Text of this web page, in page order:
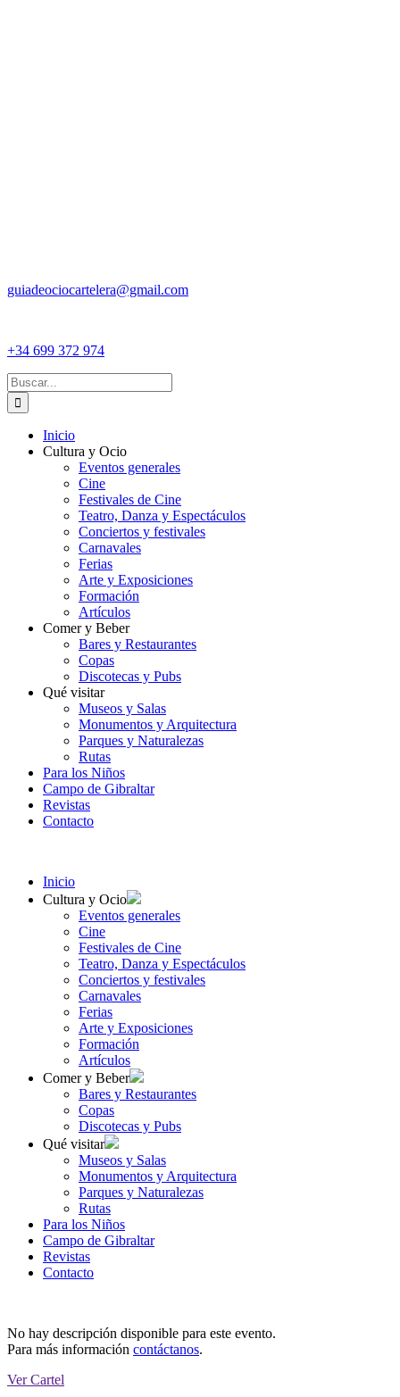
guiadeociocartelera@gmail.com
+34 699 372 974
Buscar:
Inicio
Cultura y Ocio
Eventos generales
Cine
Festivales de Cine
Teatro, Danza y Espectáculos
Conciertos y festivales
Carnavales
Ferias
Arte y Exposiciones
Formación
Artículos
Comer y Beber
Bares y Restaurantes
Copas
Discotecas y Pubs
Qué visitar
Museos y Salas
Monumentos y Arquitectura
Parques y Naturalezas
Rutas
Para los Niños
Campo de Gibraltar
Revistas
Contacto
Inicio
Cultura y Ocio
Eventos generales
Cine
Festivales de Cine
Teatro, Danza y Espectáculos
Conciertos y festivales
Carnavales
Ferias
Arte y Exposiciones
Formación
Artículos
Comer y Beber
Bares y Restaurantes
Copas
Discotecas y Pubs
Qué visitar
Museos y Salas
Monumentos y Arquitectura
Parques y Naturalezas
Rutas
Para los Niños
Campo de Gibraltar
Revistas
Contacto
No hay descripción disponible para este evento.
Para más información contáctanos.
Ver Cartel